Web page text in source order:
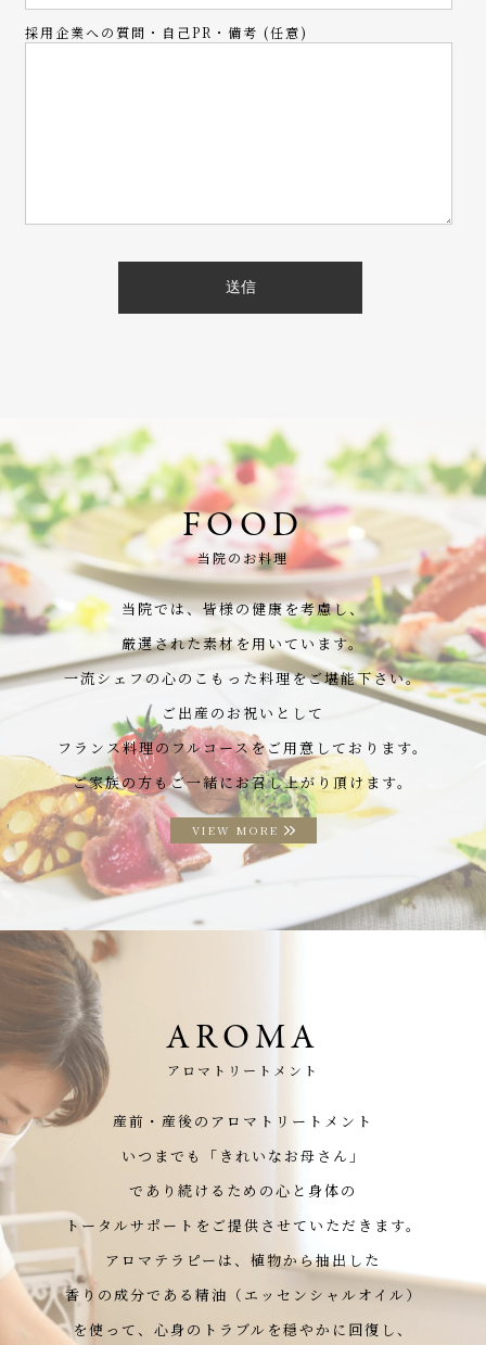
採用企業への質問・自己PR・備考 (任意)
FOOD
当院のお料理
当院では、皆様の健康を考慮し、
厳選された素材を用いています。
一流シェフの心のこもった料理をご堪能下さい。
ご出産のお祝いとして
フランス料理のフルコースをご用意しております。
ご家族の方もご一緒にお召し上がり頂けます。
VIEW MORE
AROMA
アロマトリートメント
産前・産後のアロマトリートメント
いつまでも「きれいなお母さん」
であり続けるための心と身体の
トータルサポートをご提供させていただきます。
アロマテラピーは、植物から抽出した
香りの成分である精油（エッセンシャルオイル）
を使って、心身のトラブルを穏やかに回復し、